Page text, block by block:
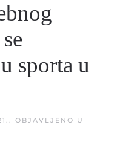
sporta u
. OBJAVLJENO U